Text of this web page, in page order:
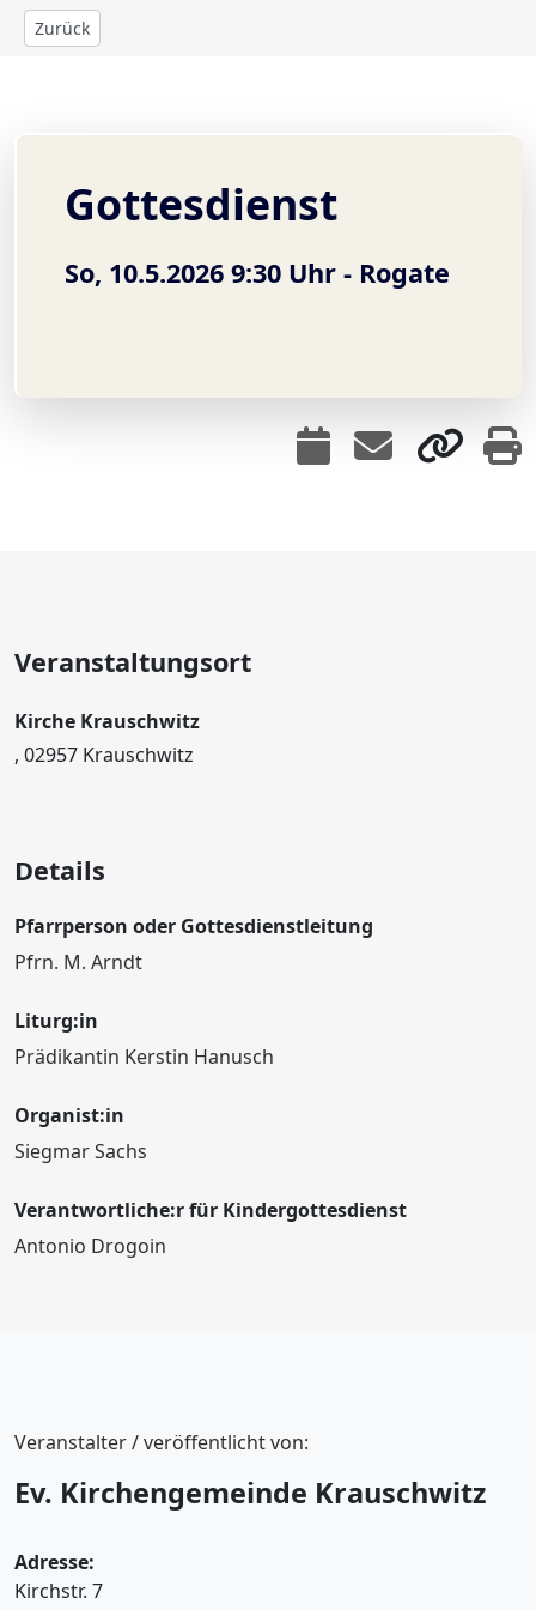
Zurück
Gottesdienst
So, 10.5.2026 9:30 Uhr - Rogate
Veranstaltungsort
Kirche Krauschwitz
, 02957 Krauschwitz
Details
Pfarrperson oder Gottesdienstleitung
Pfrn. M. Arndt
Liturg:in
Prädikantin Kerstin Hanusch
Organist:in
Siegmar Sachs
Verantwortliche:r für Kindergottesdienst
Antonio Drogoin
Veranstalter / veröffentlicht von:
Ev. Kirchengemeinde Krauschwitz
Adresse:
Kirchstr. 7